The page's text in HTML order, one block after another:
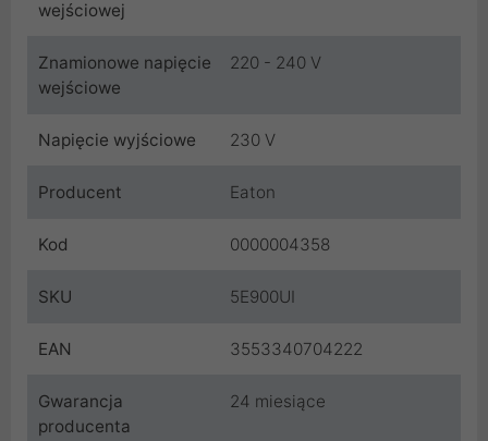
wejściowej
Znamionowe napięcie
wejściowe
220 - 240 V
Napięcie wyjściowe 230 V
Producent Eaton
Kod 0000004358
SKU 5E900UI
EAN 3553340704222
Gwarancja
producenta
24 miesiące